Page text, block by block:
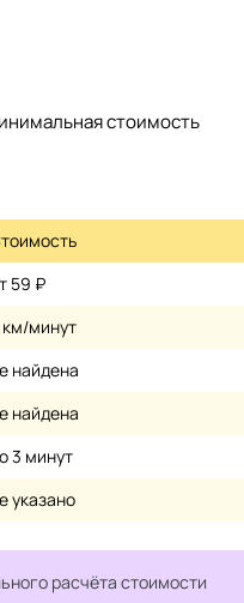
стоимость
59 ₽
км/минут
найдена
найдена
3 минут
указано
расчёта стоимости